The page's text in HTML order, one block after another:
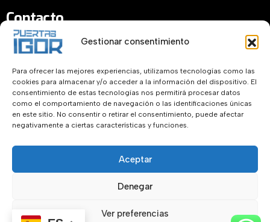
Gestionar consentimiento
Para ofrecer las mejores experiencias, utilizamos tecnologías como las
cookies para almacenar y/o acceder a la información del dispositivo. El
consentimiento de estas tecnologías nos permitirá procesar datos
como el comportamiento de navegación o las identificaciones únicas
en este sitio. No consentir o retirar el consentimiento, puede afectar
negativamente a ciertas características y funciones.
Aceptar
Denegar
Ver preferencias
Contacto
+34 655331241
Llámanos para obtener ayuda
Info@puertasigor.es
Envíenos un correo electrónico aquí